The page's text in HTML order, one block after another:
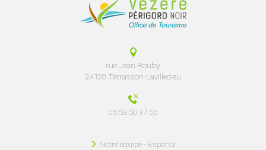
rue Jean Rouby,
24120 Terrasson-Lavilledieu
05 53 50 37 56
Notre équipe - Español